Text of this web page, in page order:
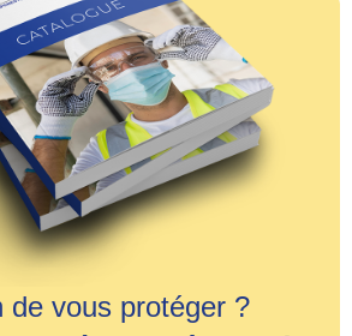
de vous protéger ?